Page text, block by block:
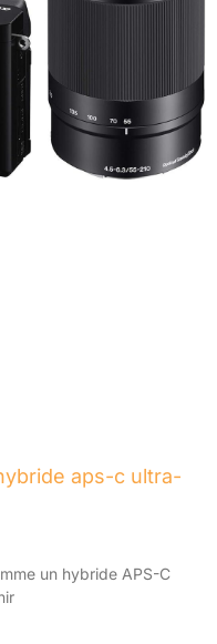
aps-c ultra-
un hybride APS-C